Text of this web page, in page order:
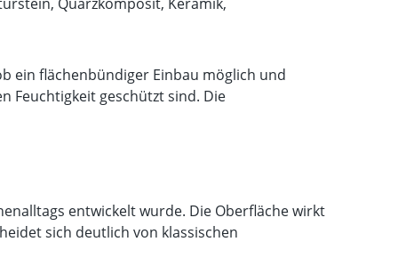
ein flächenbündiger Einbau möglich und
Feuchtigkeit geschützt sind. Die
entwickelt wurde. Die Oberfläche wirkt
sich deutlich von klassischen